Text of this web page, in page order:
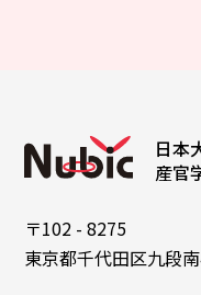
日本
産官
〒102 - 8275
東京都千代田区九段